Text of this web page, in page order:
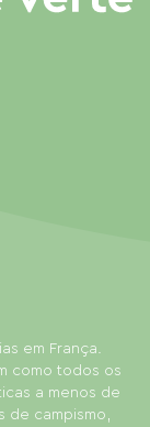
em França.
como todos os
a menos de
de campismo,